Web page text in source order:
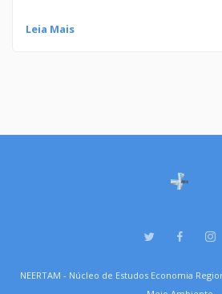
Leia Mais
NEERTAM - Núcleo de Estudos Economia